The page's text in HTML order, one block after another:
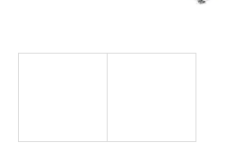
A